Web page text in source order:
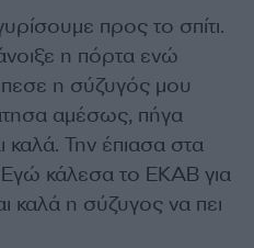
προς το σπίτι.
η πόρτα ενώ
η σύζυγός μου
αμέσως, πήγα
καλά. Την έπιασα στα
Εγώ κάλεσα το ΕΚΑΒ για
καλά η σύζυγος να πει